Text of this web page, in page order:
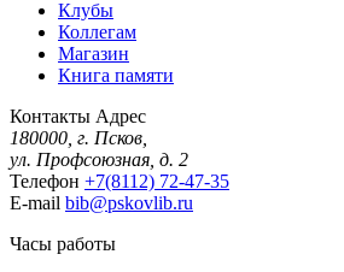
Клубы
Коллегам
Магазин
Книга памяти
Контакты Адрес
180000, г. Псков,
ул. Профсоюзная, д. 2
Телефон +7(8112) 72-47-35
E-mail bib@pskovlib.ru
Часы работы